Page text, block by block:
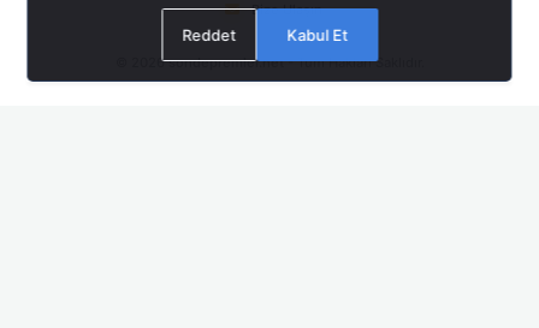
Bize Ulaşın
© 2026sondepremler.net- Tüm Hakları Saklıdır.
Reddet Kabul Et